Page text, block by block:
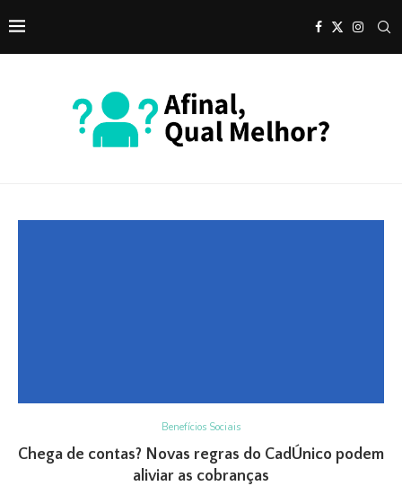
Benefícios Sociais
Chega de contas? Novas regras do CadÚnico podem
aliviar as cobranças